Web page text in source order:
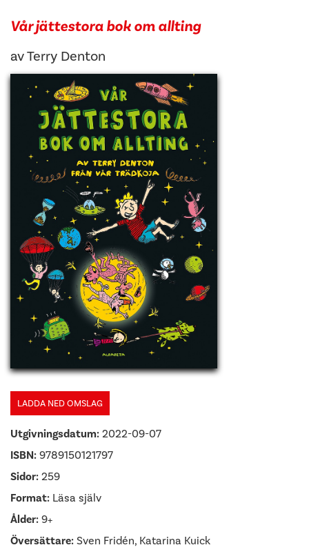
Vår jättestora bok om allting
avTerry Denton
LADDA NED OMSLAG
Utgivningsdatum: 2022-09-07
ISBN: 9789150121797
Sidor: 259
Format: Läsa själv
Ålder: 9+
Översättare: Sven Fridén, Katarina Kuick